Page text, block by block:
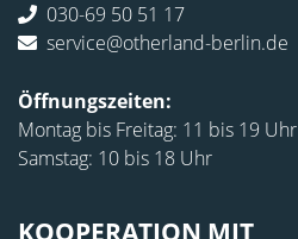
030-69 50 51 17
service@otherland-berlin.de
Öffnungszeiten:
Montag bis Freitag: 11 bis 19 Uhr
Samstag: 10 bis 18 Uhr
KOOPERATION MIT